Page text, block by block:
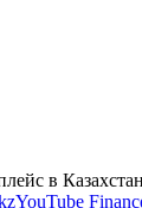
в
YouTube